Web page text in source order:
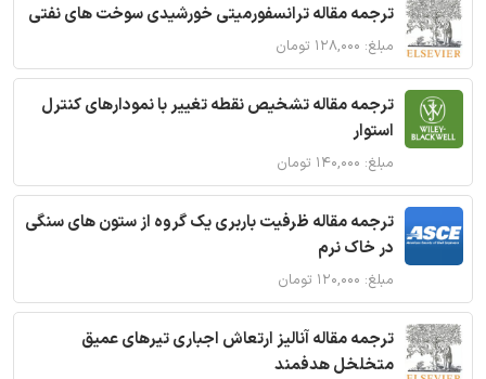
ترجمه مقاله ترانسفورمیتی خورشیدی سوخت های نفتی
مبلغ: ۱۲۸,۰۰۰ تومان
ترجمه مقاله تشخیص نقطه تغییر با نمودارهای کنترل
استوار
مبلغ: ۱۴۰,۰۰۰ تومان
ترجمه مقاله ظرفیت باربری یک گروه از ستون های سنگی
در خاک نرم
مبلغ: ۱۲۰,۰۰۰ تومان
ترجمه مقاله آنالیز ارتعاش اجباری تیرهای عمیق
متخلخل هدفمند